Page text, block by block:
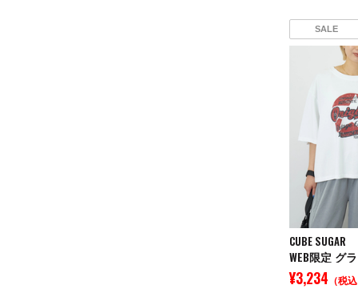
SALE
CUBE SUGAR
¥3,234 （税